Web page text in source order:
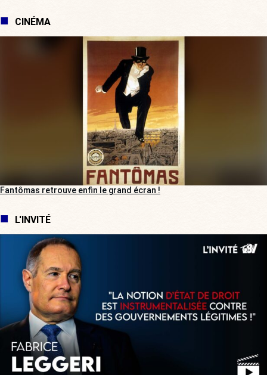
CINÉMA
Fantômas retrouve enfin le grand écran !
L'INVITÉ